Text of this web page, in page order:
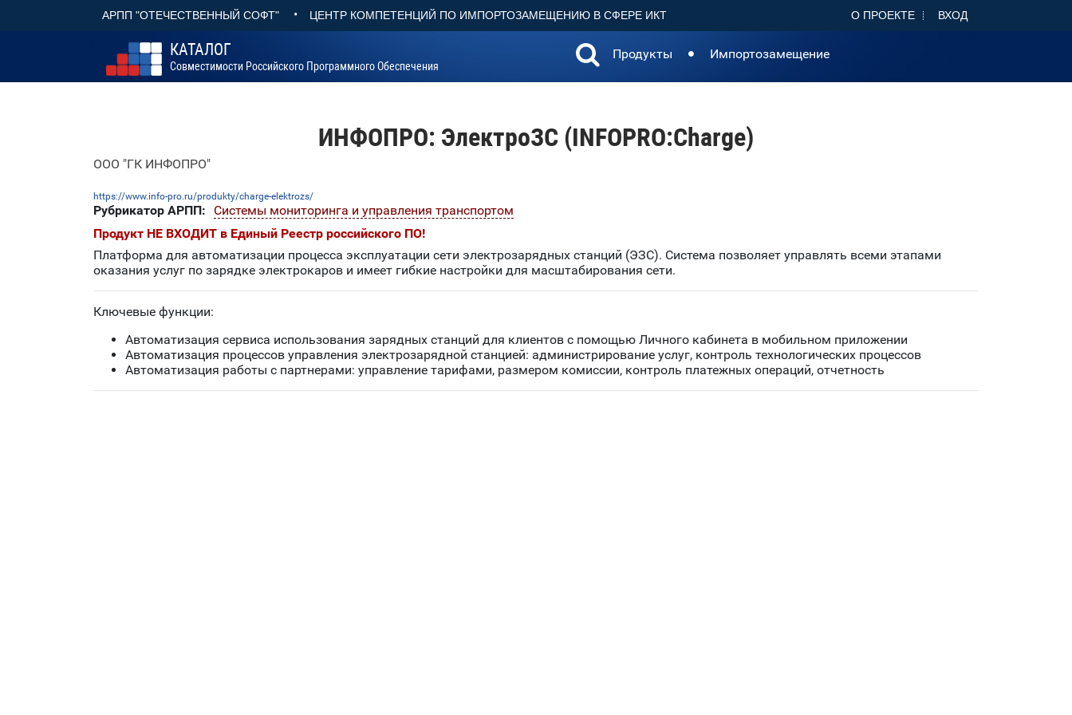
АРПП "ОТЕЧЕСТВЕННЫЙ СОФТ" • ЦЕНТР КОМПЕТЕНЦИЙ ПО ИМПОРТОЗАМЕЩЕНИЮ В СФЕРЕ ИКТ О ПРОЕКТЕ ВХОД
КАТАЛОГ
Совместимости Российского Программного Обеспечения
Продукты Импортозамещение
ИНФОПРО: ЭлектроЗС (INFOPRO:Charge)
ООО "ГК ИНФОПРО"
https://www.info-pro.ru/produkty/charge-elektrozs/
Рубрикатор АРПП:
Системы мониторинга и управления транспортом
Продукт НЕ ВХОДИТ в Единый Реестр российского ПО!
Платформа для автоматизации процесса эксплуатации сети электрозарядных станций (ЭЗС). Система позволяет управлять всеми этапами
оказания услуг по зарядке электрокаров и имеет гибкие настройки для масштабирования сети.
Ключевые функции:
Автоматизация сервиса использования зарядных станций для клиентов с помощью Личного кабинета в мобильном приложении
Автоматизация процессов управления электрозарядной станцией: администрирование услуг, контроль технологических процессов
Автоматизация работы с партнерами: управление тарифами, размером комиссии, контроль платежных операций, отчетность